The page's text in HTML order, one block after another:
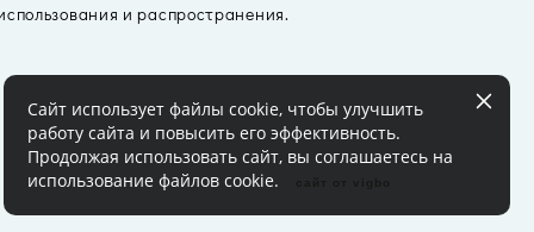
и распространения.
Сайт использует файлы cookie, чтобы улучшить
работу сайта и повысить его эффективность.
Продолжая использовать сайт, вы соглашаетесь на
использование файлов cookie.